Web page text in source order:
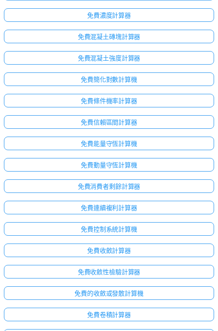
免費濃度計算器
免費混凝土磚塊計算器
免費混凝土強度計算器
免費簡化對數計算機
免費條件機率計算器
免費信賴區間計算器
免費能量守恆計算機
免費動量守恆計算機
免費消費者剩餘計算器
免費連續複利計算器
免費控制系統計算機
免費收斂計算器
免費收斂性檢驗計算器
免費的收斂或發散計算機
免費卷積計算器